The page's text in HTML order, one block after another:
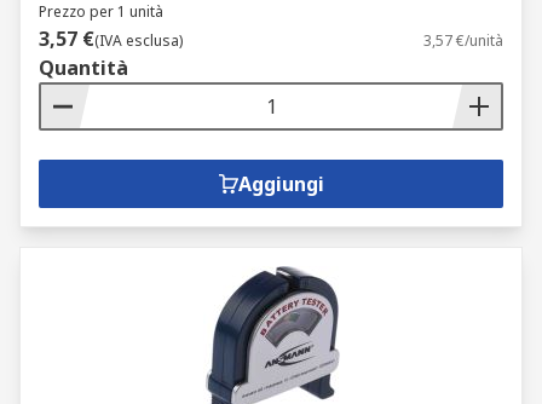
Prezzo per 1 unità
3,57 €(IVA esclusa) 3,57 €/unità
Quantità
Aggiungi